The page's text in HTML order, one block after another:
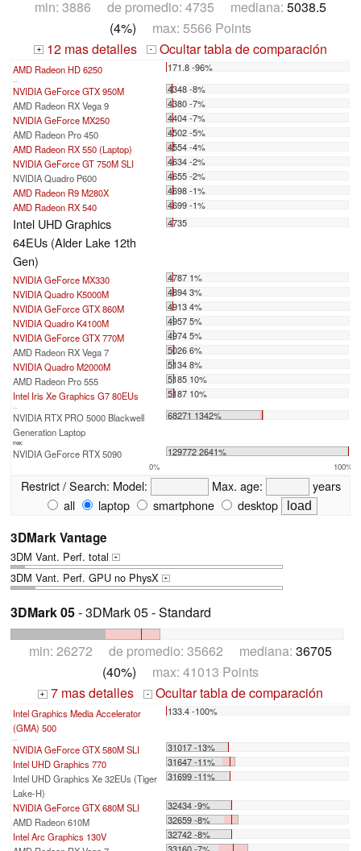
min: 3886 de promedio: 4735 mediana: 5038.5
(4%) max: 5566 Points
+ 12 mas detalles - Ocultar tabla de comparación
AMD Radeon HD 6250 171.8 -96%
NVIDIA GeForce GTX 950M
4348 -8%
AMD Radeon RX Vega 9
4380 -7%
NVIDIA GeForce MX250
4404 -7%
AMD Radeon Pro 450
4502 -5%
AMD Radeon RX 550 (Laptop)
4554 -4%
NVIDIA GeForce GT 750M SLI
4634 -2%
NVIDIA Quadro P600
4655 -2%
AMD Radeon R9 M280X
4698 -1%
AMD Radeon RX 540
4699 -1%
Intel UHD Graphics
64EUs (Alder Lake 12th
Gen)
4735
NVIDIA GeForce MX330
4787 1%
NVIDIA Quadro K5000M
4894 3%
NVIDIA GeForce GTX 860M
4913 4%
NVIDIA Quadro K4100M
4957 5%
NVIDIA GeForce GTX 770M
4974 5%
AMD Radeon RX Vega 7
5026 6%
NVIDIA Quadro M2000M
5134 8%
AMD Radeon Pro 555
5185 10%
Intel Iris Xe Graphics G7 80EUs
5187 10%
NVIDIA RTX PRO 5000 Blackwell
Generation Laptop
68271 1342%
max:
NVIDIA GeForce RTX 5090 129772 2641%
0% 100%
Restrict / Search: Model: Max. age:
years
all
laptop smartphone desktop
3DMark Vantage
3DM Vant. Perf. total +
3DM Vant. Perf. GPU no PhysX +
3DMark 05- 3DMark 05 - Standard
min: 26272 de promedio: 35662 mediana: 36705
(40%) max: 41013 Points
+ 7 mas detalles - Ocultar tabla de comparación
Intel Graphics Media Accelerator
(GMA) 500
133.4 -100%
...
NVIDIA GeForce GTX 580M SLI
31017 -13%
Intel UHD Graphics 770
31647 -11%
Intel UHD Graphics Xe 32EUs (Tiger
Lake-H)
31699 -11%
NVIDIA GeForce GTX 680M SLI
32434 -9%
AMD Radeon 610M
32659 -8%
Intel Arc Graphics 130V
32742 -8%